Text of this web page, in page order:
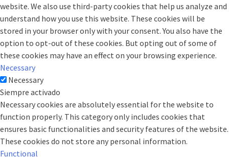
website. We also use third-party cookies that help us analyze and
understand how you use this website. These cookies will be
stored in your browser only with your consent. You also have the
option to opt-out of these cookies. But opting out of some of
these cookies may have an effect on your browsing experience.
Necessary
Necessary
Siempre activado
Necessary cookies are absolutely essential for the website to
function properly. This category only includes cookies that
ensures basic functionalities and security features of the website.
These cookies do not store any personal information.
Functional